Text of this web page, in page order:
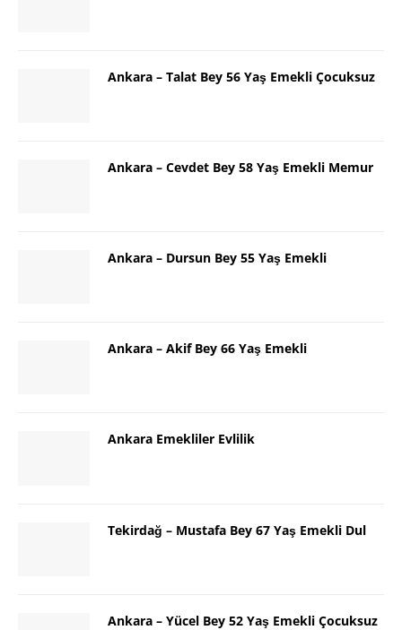
Ankara – Talat Bey 56 Yaş Emekli Çocuksuz
Ankara – Cevdet Bey 58 Yaş Emekli Memur
Ankara – Dursun Bey 55 Yaş Emekli
Ankara – Akif Bey 66 Yaş Emekli
Ankara Emekliler Evlilik
Tekirdağ – Mustafa Bey 67 Yaş Emekli Dul
Ankara – Yücel Bey 52 Yaş Emekli Çocuksuz